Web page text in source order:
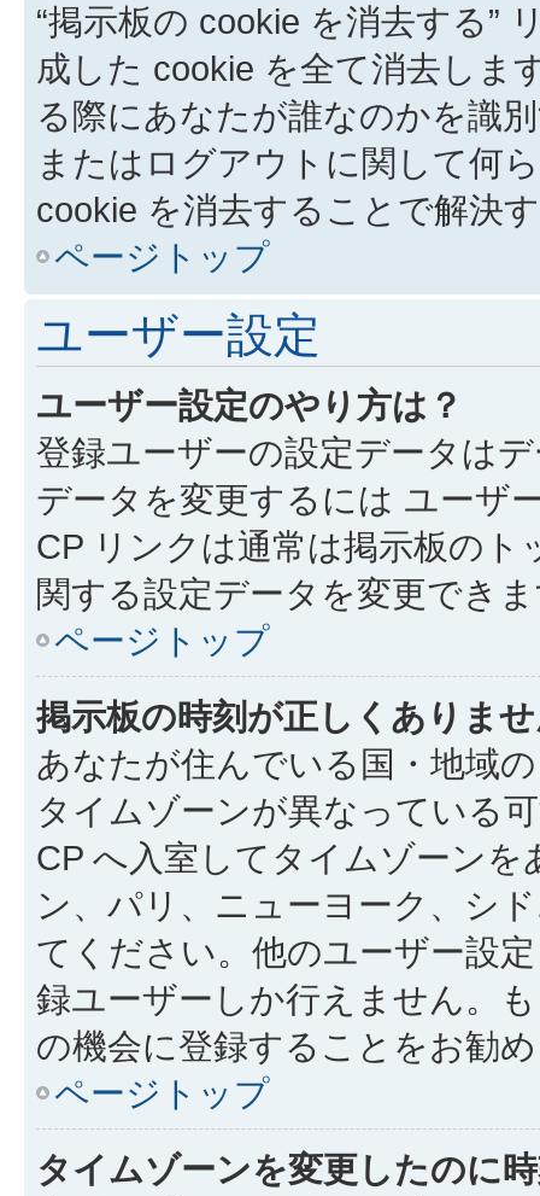
“掲示板の cookie を消去する”
成した cookie を全て消去しま
る際にあなたが誰なのかを識
またはログアウトに関して何
cookie を消去することで解決
ページトップ
ユーザー設定
ユーザー設定のやり方は？
登録ユーザーの設定データは
データを変更するには ユーザ
CP リンクは通常は掲示板の
関する設定データを変更でき
ページトップ
掲示板の時刻が正しくありま
あなたが住んでいる国・地域
タイムゾーンが異なっている
CP へ入室してタイムゾーン
ン、パリ、ニューヨーク、シ
てください。他のユーザー設
録ユーザーしか行えません。
の機会に登録することをお勧
ページトップ
タイムゾーンを変更したのに